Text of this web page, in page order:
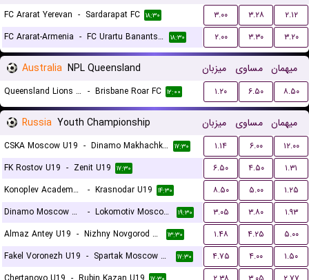
FC Ararat Yerevan - Sardarapat FC ۱۸:۳۰ ۳.۰۰ ۳.۲۸
۲.۱۲
FC Ararat-Armenia - FC Urartu Banants Yerevan ۱۸:۳۰ ۲.۰۰ ۳.۳۰ ۳.۲۰
Australia NPL Queensland میزبان مساوی میهمان
Queensland Lions SC - Brisbane Roar FC ۱۲:۰۰ ۱.۲۰ ۶.۵۰ ۸.۵۰
Russia Youth Championship میزبان مساوی میهمان
CSKA Moscow U19 - Dinamo Makhachkala U19 ۱۷:۳۰ ۱.۱۴ ۶.۰۰
۱۲.۰۰
FK Rostov U19 - Zenit U19 ۱۷:۳۰ ۶.۵۰ ۴.۵۰
۱.۳۱
Konoplev Academy U19
- Krasnodar U19 ۱۴:۳۰ ۸.۵۰ ۵.۰۰
۱.۲۵
Dinamo Moscow U19
- Lokomotiv Moscow U19 ۱۹:۳۰ ۳.۰۵ ۳.۸۰
۱.۹۳
Almaz Antey U19 - Nizhny Novgorod U19 ۱۳:۳۰ ۱.۴۸ ۴.۲۵
۵.۰۰
Fakel Voronezh U19 - Spartak Moscow U19 ۱۷:۳۰ ۴.۷۵ ۴.۰۰
۱.۵۰